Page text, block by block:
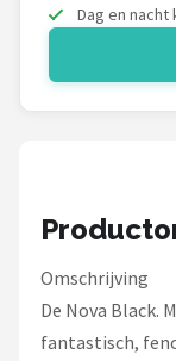
Alle merken
Dag en
Omschrijving
De Nova Black.
fantastisch,